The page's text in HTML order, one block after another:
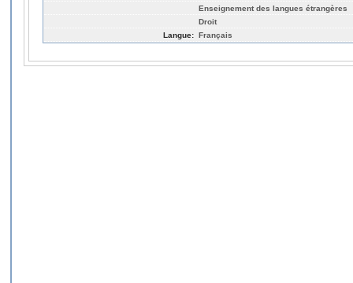
Enseignement des langues étrangères
Droit
Langue: Français